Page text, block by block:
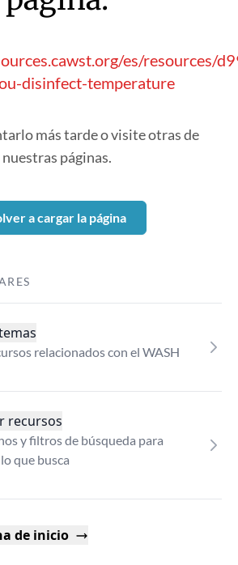
es/resources/
disinfect-temperature
más tarde o visite otras de
nuestras páginas.
a cargar la página
relacionados con el WASH
recursos
y filtros de búsqueda para
que busca
de inicio